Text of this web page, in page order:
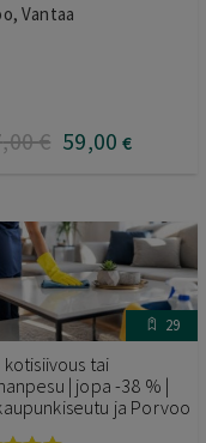
Vantaa
,00€ 59,00 €
29
kotisiivous tai
| jopa -38 % |
ja Porvoo